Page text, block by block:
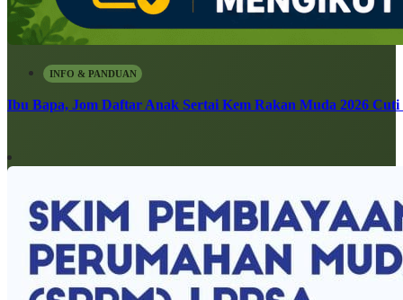
INFO & PANDUAN
Ibu Bapa, Jom Daftar Anak Sertai Kem Rakan Muda 2026